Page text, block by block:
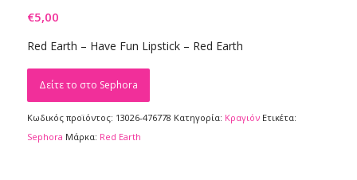
€5,00
Red Earth – Have Fun Lipstick – Red Earth
Δείτε το στο Sephora
Κωδικός προϊόντος: 13026-476778 Κατηγορία: Κραγιόν Ετικέτα:
Sephora Μάρκα: Red Earth